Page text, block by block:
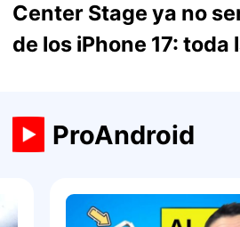
Center Stage ya no
de los iPhone 17:
ProAndroid